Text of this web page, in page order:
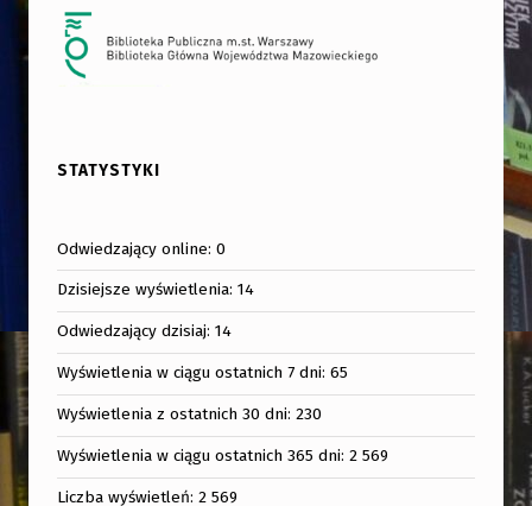
STATYSTYKI
Odwiedzający online:0
Dzisiejsze wyświetlenia:14
Odwiedzający dzisiaj:14
Wyświetlenia w ciągu ostatnich 7 dni:65
Wyświetlenia z ostatnich 30 dni:230
Wyświetlenia w ciągu ostatnich 365 dni:2 569
Liczba wyświetleń:2 569